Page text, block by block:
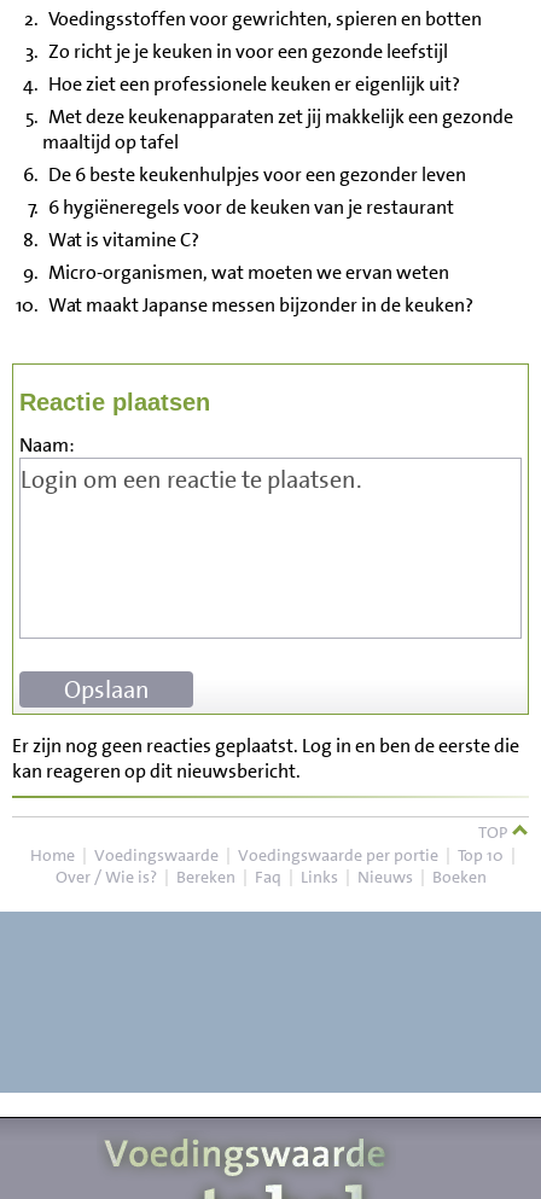
Voedingsstoffen voor gewrichten, spieren en botten
Zo richt je je keuken in voor een gezonde leefstijl
Hoe ziet een professionele keuken er eigenlijk uit?
Met deze keukenapparaten zet jij makkelijk een gezonde
maaltijd op tafel
De 6 beste keukenhulpjes voor een gezonder leven
6 hygiëneregels voor de keuken van je restaurant
Wat is vitamine C?
Micro-organismen, wat moeten we ervan weten
Wat maakt Japanse messen bijzonder in de keuken?
Reactie plaatsen
Naam:
Er zijn nog geen reacties geplaatst. Log in en ben de eerste die
kan reageren op dit nieuwsbericht.
TOP
Home | Voedingswaarde | Voedingswaarde per portie | Top 10 |
Over / Wie is? | Bereken | Faq | Links | Nieuws | Boeken